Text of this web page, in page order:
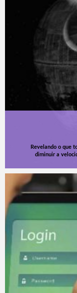
Revelando o que
diminuir a